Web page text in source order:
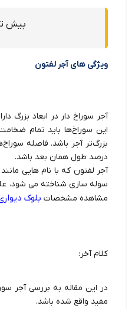
بیش
ویژگی های آجر لفتون
درصد طول همان بعد باشد.
آجر لفتون که با نام هایی مانند
سوله سازی شناخته می شود،
مشاهده مشخصات بلوک
کلام آخر:
در این مقاله به بررسی آجر
مفید واقع شده باشد.